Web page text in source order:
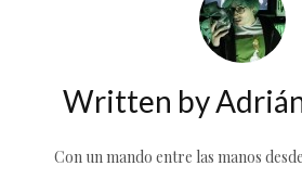
Written by
Con un mando entre las manos